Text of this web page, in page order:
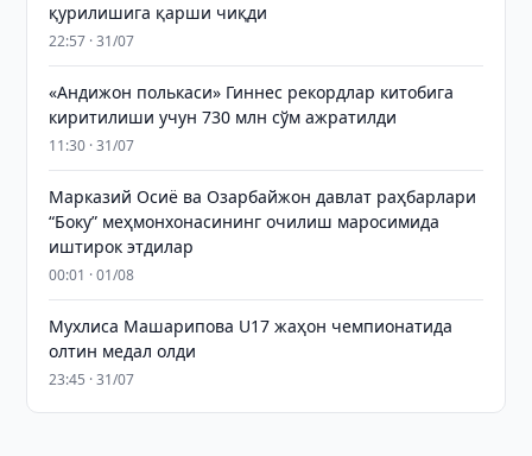
қурилишига қарши чиқди
22:57 · 31/07
«Андижон полькаси» Гиннес рекордлар китобига
киритилиши учун 730 млн сўм ажратилди
11:30 · 31/07
Марказий Осиё ва Озарбайжон давлат раҳбарлари
“Боку” меҳмонхонасининг очилиш маросимида
иштирок этдилар
00:01 · 01/08
Мухлиса Машарипова U17 жаҳон чемпионатида
олтин медал олди
23:45 · 31/07